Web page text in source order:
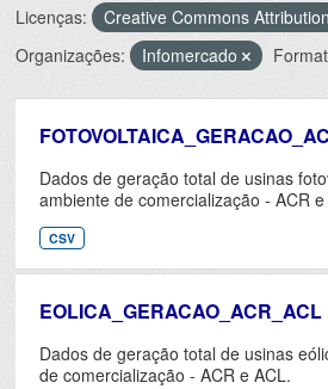
Licenças:
Creative Commons
Organizações:
Infomercado
Dados de geração total de usinas
ambiente de comercialização - ACR e
CSV
EOLICA_GERACAO_ACR_ACL
Dados de geração total de usinas
de comercialização - ACR e ACL.